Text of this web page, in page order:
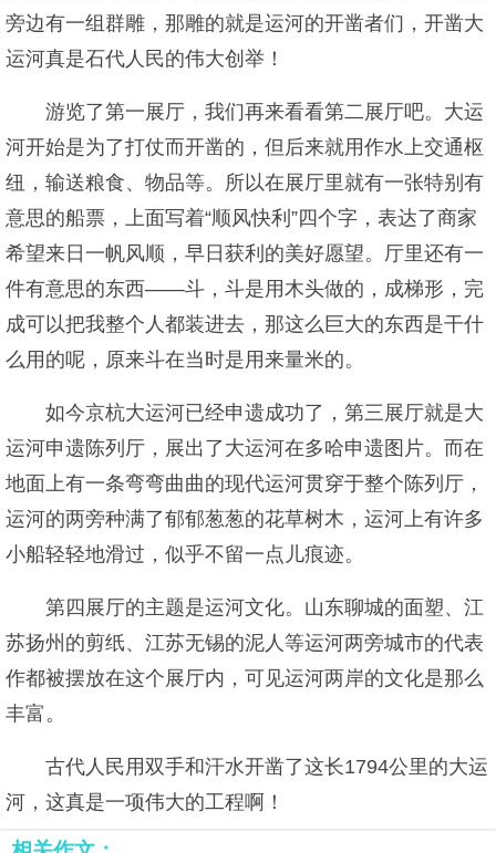
旁边有一组群雕，那雕的就是运河的开凿者们，开凿大
运河真是石代人民的伟大创举！
游览了第一展厅，我们再来看看第二展厅吧。大运
河开始是为了打仗而开凿的，但后来就用作水上交通枢
纽，输送粮食、物品等。所以在展厅里就有一张特别有
意思的船票，上面写着“顺风快利”四个字，表达了商家
希望来日一帆风顺，早日获利的美好愿望。厅里还有一
件有意思的东西——斗，斗是用木头做的，成梯形，完
成可以把我整个人都装进去，那这么巨大的东西是干什
么用的呢，原来斗在当时是用来量米的。
如今京杭大运河已经申遗成功了，第三展厅就是大
运河申遗陈列厅，展出了大运河在多哈申遗图片。而在
地面上有一条弯弯曲曲的现代运河贯穿于整个陈列厅，
运河的两旁种满了郁郁葱葱的花草树木，运河上有许多
小船轻轻地滑过，似乎不留一点儿痕迹。
第四展厅的主题是运河文化。山东聊城的面塑、江
苏扬州的剪纸、江苏无锡的泥人等运河两旁城市的代表
作都被摆放在这个展厅内，可见运河两岸的文化是那么
丰富。
古代人民用双手和汗水开凿了这长1794公里的大运
河，这真是一项伟大的工程啊！